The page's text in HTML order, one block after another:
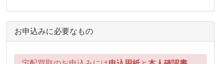
お申込みに必要なもの